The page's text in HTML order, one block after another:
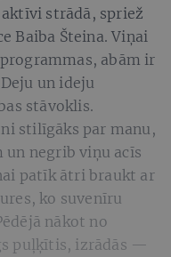
strādā, spriež
Baiba Šteina. Viņai
abām ir
un ideju
stāvoklis.
stilīgāks par manu,
un negrib viņu acīs
patīk ātri braukt ar
ko suvenīru
nākot no
puļķītis, izrādās —